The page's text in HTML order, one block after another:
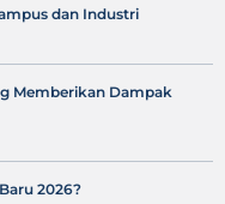
dan Industri
Memberikan Dampak
2026?